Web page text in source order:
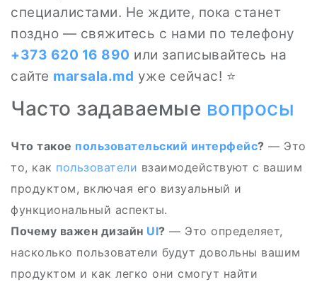
специалистами. Не ждите, пока станет
поздно — свяжитесь с нами по телефону
+373 620 16 890 или записывайтесь на
сайте marsala.md уже сейчас! ⭐
Часто задаваемые вопросы
Что такое пользовательский интерфейс? — Это
то, как пользователи взаимодействуют с вашим
продуктом, включая его визуальный и
функциональный аспекты.
Почему важен дизайн UI? — Это определяет,
насколько пользователи будут довольны вашим
продуктом и как легко они смогут найти